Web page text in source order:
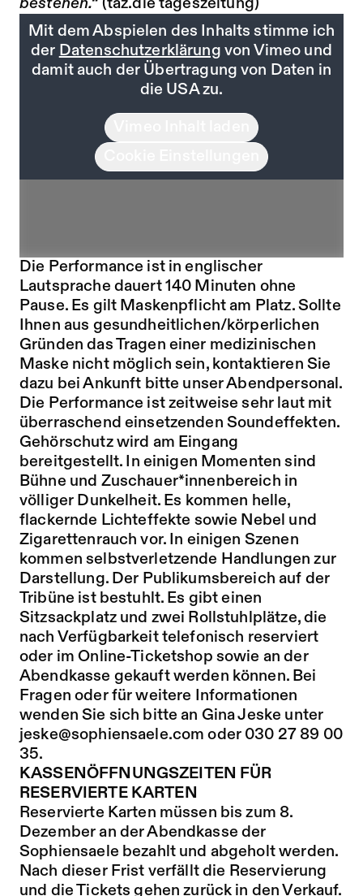
bestehen.“ (taz.die tageszeitung)
Mit dem Abspielen des Inhalts stimme ich
der Datenschutzerklärung von Vimeo und
damit auch der Übertragung von Daten in
die USA zu.
Die Performance ist in englischer
Lautsprache dauert 140 Minuten ohne
Pause. Es gilt Maskenpflicht am Platz. Sollte
Ihnen aus gesundheitlichen/körperlichen
Gründen das Tragen einer medizinischen
Maske nicht möglich sein, kontaktieren Sie
dazu bei Ankunft bitte unser Abendpersonal.
Die Performance ist zeitweise sehr laut mit
überraschend einsetzenden Soundeffekten.
Gehörschutz wird am Eingang
bereitgestellt. In einigen Momenten sind
Bühne und Zuschauer*innenbereich in
völliger Dunkelheit. Es kommen helle,
flackernde Lichteffekte sowie Nebel und
Zigarettenrauch vor. In einigen Szenen
kommen selbstverletzende Handlungen zur
Darstellung. Der Publikumsbereich auf der
Tribüne ist bestuhlt. Es gibt einen
Sitzsackplatz und zwei Rollstuhlplätze, die
nach Verfügbarkeit telefonisch reserviert
oder im Online-Ticketshop sowie an der
Abendkasse gekauft werden können. Bei
Fragen oder für weitere Informationen
wenden Sie sich bitte an Gina Jeske unter
jeske@sophiensaele.com oder 030 27 89 00
35.
KASSENÖFFNUNGSZEITEN FÜR
RESERVIERTE KARTEN
Reservierte Karten müssen bis zum 8.
Dezember an der Abendkasse der
Sophiensaele bezahlt und abgeholt werden.
Nach dieser Frist verfällt die Reservierung
und die Tickets gehen zurück in den Verkauf.